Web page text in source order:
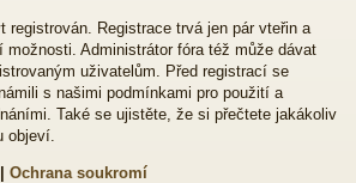
registrován. Registrace trvá jen pár vteřin a
možnosti. Administrátor fóra též může dávat
uživatelům. Před registrací se
s našimi podmínkami pro použití a
Také se ujistěte, že si přečtete jakákoliv
objeví.
| Ochrana soukromí